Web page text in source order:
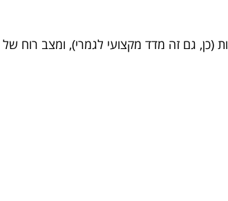
(כן, גם זה מדד מקצועי לגמרי), ומצב רוח